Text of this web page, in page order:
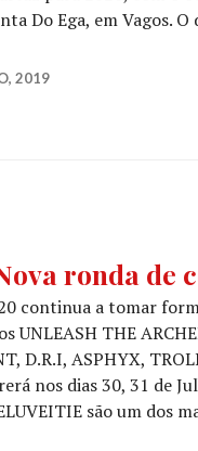
Do Ega, em Vagos.
se ao cartaz
2019
ronda de
continua a tomar
UNLEASH THE
D.R.I, ASPHYX,
nos dias 30, 31 de
são um dos
Nova ronda de